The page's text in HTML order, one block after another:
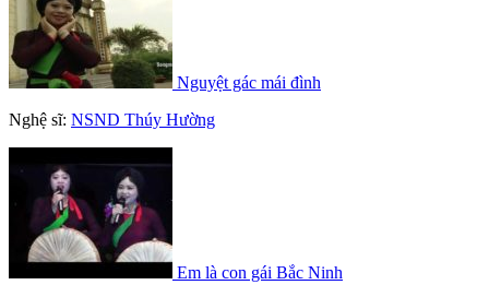
Nguyệt gác mái đình
Nghệ sĩ: NSND Thúy Hường
Em là con gái Bắc Ninh